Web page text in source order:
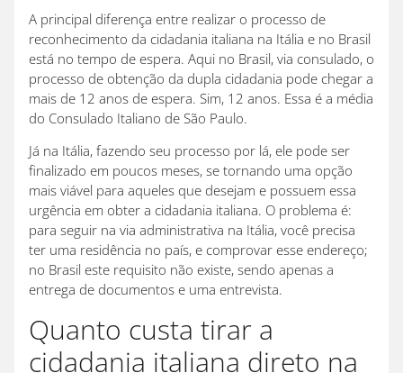
A principal diferença entre realizar o processo de
reconhecimento da cidadania italiana na Itália e no Brasil
está no tempo de espera. Aqui no Brasil, via consulado, o
processo de obtenção da dupla cidadania pode chegar a
mais de 12 anos de espera. Sim, 12 anos. Essa é a média
do Consulado Italiano de São Paulo.
Já na Itália, fazendo seu processo por lá, ele pode ser
finalizado em poucos meses, se tornando uma opção
mais viável para aqueles que desejam e possuem essa
urgência em obter a cidadania italiana. O problema é:
para seguir na via administrativa na Itália, você precisa
ter uma residência no país, e comprovar esse endereço;
no Brasil este requisito não existe, sendo apenas a
entrega de documentos e uma entrevista.
Quanto custa tirar a
cidadania italiana direto na